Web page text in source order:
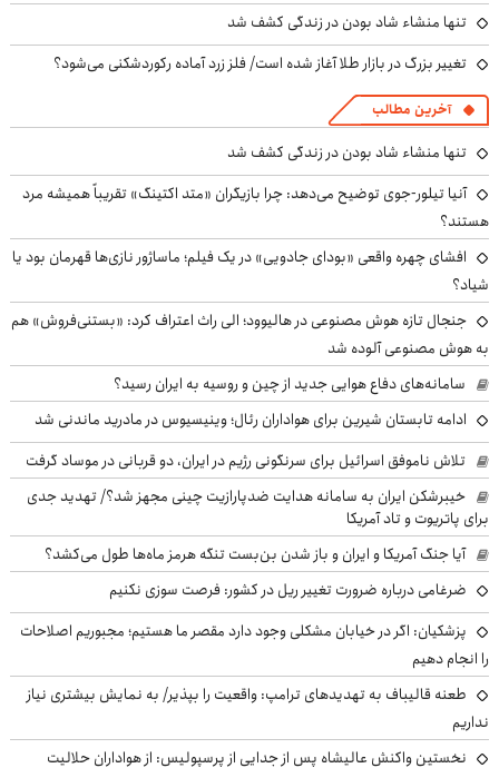
تنها منشاء شاد بودن در زندگی کشف شد
تغییر بزرگ در بازار طلا آغاز شده است/ فلز زرد آماده رکوردشکنی می‌شود؟
آخرین مطالب
تنها منشاء شاد بودن در زندگی کشف شد
آنیا تیلور-جوی توضیح می‌دهد: چرا بازیگران «متد اکتینگ» تقریباً همیشه مرد
هستند؟
افشای چهره واقعی «بودای جادویی» در یک فیلم؛ ماساژور نازی‌ها قهرمان بود یا
شیاد؟
جنجال تازه هوش مصنوعی در هالیوود؛ الی راث اعتراف کرد: «بستنی‌فروش» هم
به هوش مصنوعی آلوده شد
سامانه‌های دفاع هوایی جدید از چین و روسیه به ایران رسید؟
ادامه تابستان شیرین برای هواداران رئال؛ وینیسیوس در مادرید ماندنی شد
تلاش ناموفق اسرائیل برای سرنگونی رژیم در ایران، دو قربانی در موساد گرفت
خیبرشکن ایران به سامانه هدایت ضدپارازیت چینی مجهز شد؟/ تهدید جدی
برای پاتریوت و تاد آمریکا
آیا جنگ آمریکا و ایران و باز شدن بن‌بست تنگه هرمز ماه‌ها طول می‌کشد؟
ضرغامی درباره ضرورت تغییر ریل در کشور: فرصت سوزی نکنیم
پزشکیان: اگر در خیابان مشکلی وجود دارد مقصر ما هستیم؛ مجبوریم اصلاحات
را انجام دهیم
طعنه قالیباف به تهدیدهای ترامپ: واقعیت را بپذیر/ به نمایش بیشتری نیاز
نداریم
نخستین واکنش عالیشاه پس از جدایی از پرسپولیس: از هواداران حلالیت